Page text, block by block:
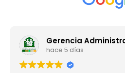
Gerencia
hace 5 días